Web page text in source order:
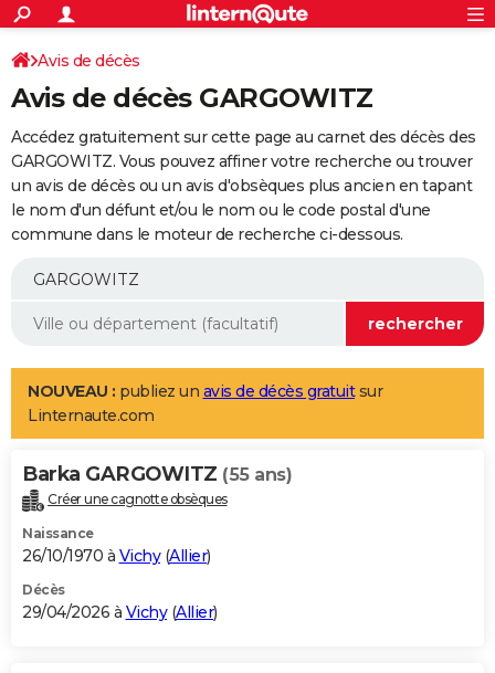
ACTUALITÉS
Politique
Société
Faits Divers
Education
Monde
Villes
+
SPORT
Coupe du monde 2026
Football
Tennis
Cyclisme
Rugby
Forum
Programme TV
TNT
Streaming
Cinéma
Sorties cinéma
Musique
+
FINANCE
Impôts
Immobilier
Risques naturels par ville
Banque
Assurance
Crédit
AUTO
Essais
Réserver un essai
Citadines
Berlines
SUV
Forum auto
+
Mobiles
Meilleur smartphone
Internet
Ordinateurs
Jeux vidéo
Guide high-tech
Aménagement intérieur
LIFESTYLE
Art de vivre
Bien-être
Loisirs
Mode
Modes de vie
Alimentation
Guide de la santé
Maladies
Médicaments
Sommeil
VOYAGE
Destinations
City break
Voyage nature
Voyage de noces
Forum
Climat
+PHOTO
GUIDES D'ACHAT
BONS PLANS
Avis de décès
Avis de décès GARGOWITZ
Accédez gratuitement sur cette page au carnet des décès des
GARGOWITZ. Vous pouvez affiner votre recherche ou trouver
un avis de décès ou un avis d'obsèques plus ancien en tapant
le nom d'un défunt et/ou le nom ou le code postal d'une
commune dans le moteur de recherche ci-dessous.
NOUVEAU : publiez un avis de décès gratuitsur
Linternaute.com
Barka GARGOWITZ (55 ans)
Créer une cagnotte obsèques
Naissance
26/10/1970 à Vichy(Allier)
Décès
29/04/2026 à Vichy(Allier)